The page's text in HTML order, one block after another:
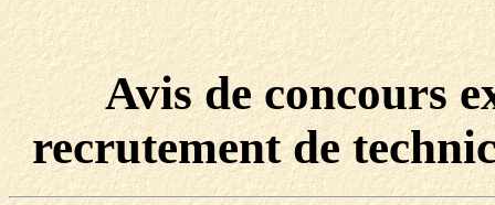
Avis de concours
recrutement de